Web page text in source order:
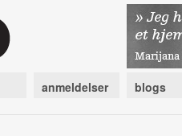
anmeldelser blogs